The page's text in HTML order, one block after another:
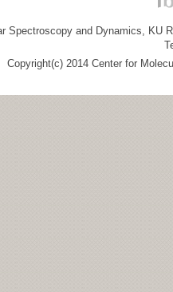
Spectroscopy and Dynamics, KU
Copyright(c) 2014 Center for